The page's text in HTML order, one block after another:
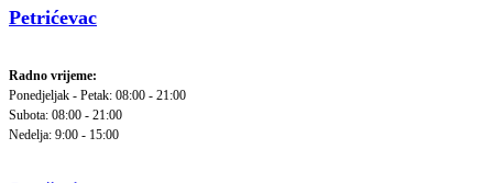
Petrićevac
Radno vrijeme:
Ponedjeljak - Petak: 08:00 - 21:00
Subota: 08:00 - 21:00
Nedelja: 9:00 - 15:00